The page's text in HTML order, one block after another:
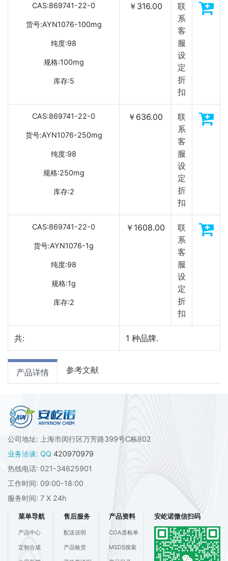
CAS:869741-22-0
货号:AYN1076-100mg
纯度:98
规格:100mg
库存:5
￥316.00
联
系
客
服
设
定
折
扣
CAS:869741-22-0
货号:AYN1076-250mg
纯度:98
规格:250mg
库存:2
￥636.00
联
系
客
服
设
定
折
扣
CAS:869741-22-0
货号:AYN1076-1g
纯度:98
规格:1g
库存:2
￥1608.00
联
系
客
服
设
定
折
扣
共: 1 种品牌.
产品详情 参考文献
公司地址: 上海市闵行区万芳路399号C栋802
业务洽谈: QQ 420970979
热线电话: 021-34625901
工作时间: 09:00-18:00
服务时间: 7 X 24h
菜单导航
产品中心
定制合成
售后服务
配送说明
产品验货
产品资料
COA质检单
MSDS搜索
安屹诺微信扫码